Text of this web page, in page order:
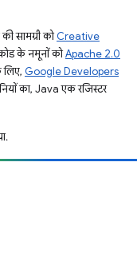
सामग्री कोCreative
के नमूनों कोApache 2.0
लिए, Google Developers
का, Java एक रजिस्टर